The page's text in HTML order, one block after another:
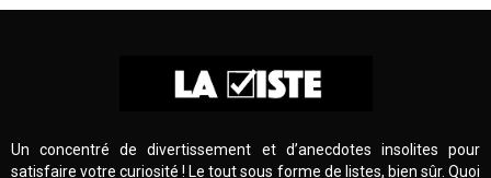
Un concentré de divertissement et d’anecdotes insolites pour
satisfaire votre curiosité ! Le tout sous forme de listes, bien sûr. Quoi